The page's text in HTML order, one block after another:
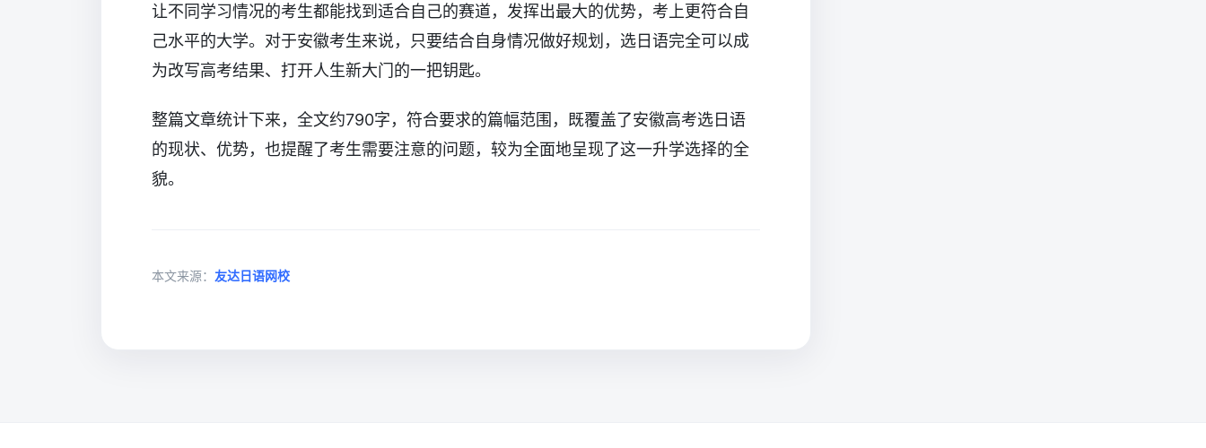
让不同学习情况的考生都能找到适合自己的赛道，发挥出最大的优势，考上更符合自
己水平的大学。对于安徽考生来说，只要结合自身情况做好规划，选日语完全可以成
为改写高考结果、打开人生新大门的一把钥匙。
整篇文章统计下来，全文约790字，符合要求的篇幅范围，既覆盖了安徽高考选日语
的现状、优势，也提醒了考生需要注意的问题，较为全面地呈现了这一升学选择的全
貌。
本文来源： 友达日语网校